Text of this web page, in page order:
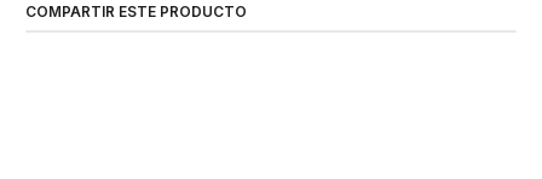
COMPARTIR ESTE PRODUCTO